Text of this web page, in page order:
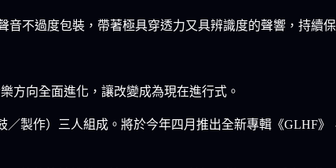
音不過度包裝，帶著極具穿透力又具辨識度的聲響，持續
方向全面進化，讓改變成為現在進行式。
製作）三人組成。將於今年四月推出全新專輯《GLHF